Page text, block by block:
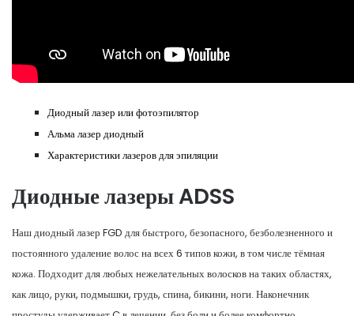
Диодный лазер или фотоэпилятор
Альма лазер диодный
Характеристики лазеров для эпиляции
Диодные лазеры ADSS
Наш диодный лазер FGD для быстрого, безопасного, безболезненного и
постоянного удаление волос на всех 6 типов кожи, в том числе тёмная
кожа. Подходит для любых нежелательных волосков на таких областях,
как лицо, руки, подмышки, грудь, спина, бикини, ноги. Наконечник